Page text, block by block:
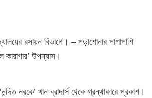
রসায়ন বিভাগে। – পড়াশোনার পাশাপাশি
কারাগার’ উপন্যাস।
নরকে’ খান ব্রাদার্স থেকে গ্রন্থাকারে প্রকাশ।